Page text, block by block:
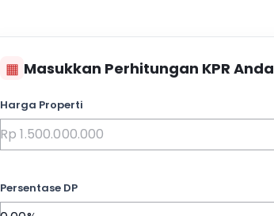
▦ Masukkan Perhitungan KPR Anda
Harga Properti
Persentase DP